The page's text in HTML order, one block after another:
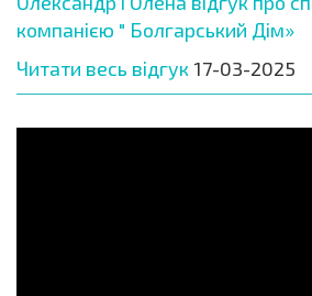
компанією " Болгарський Дім»
Читати весь відгук 17-03-2025